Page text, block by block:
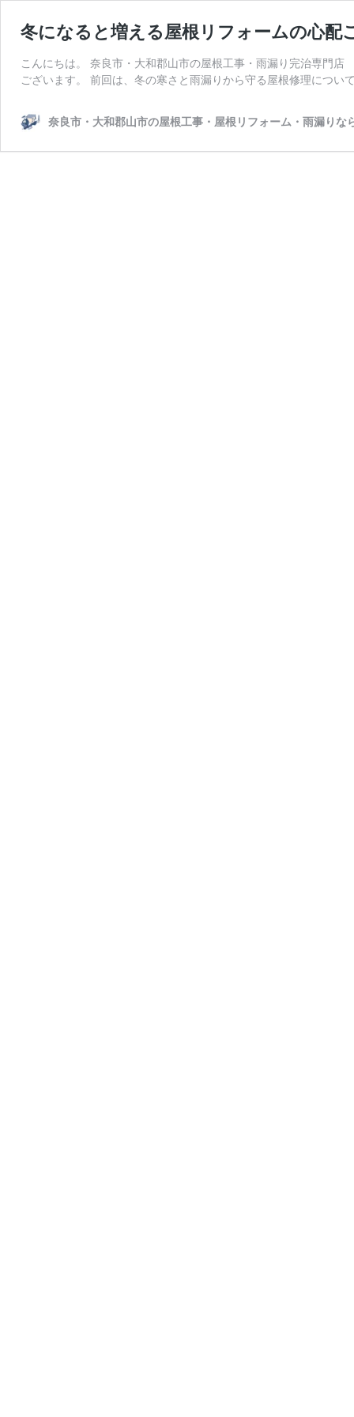
冬になると増える屋根リフォームの心
こんにちは。 奈良市・大和郡山市の屋根工事・雨漏り完治専門
ございます。 前回は、冬の寒さと雨漏りから守る屋根修理につ
奈良市・大和郡山市の屋根工事・屋根リフォーム・雨漏りな